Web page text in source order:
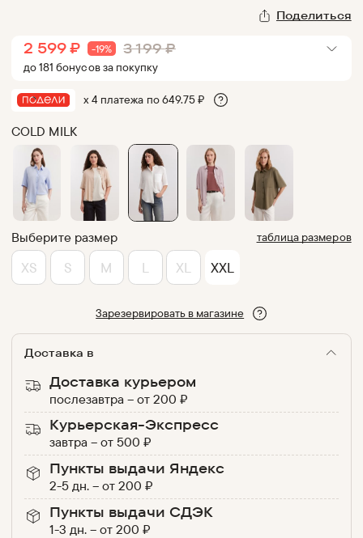
Поделиться
2 599 ₽ -19% 3 199 ₽
до181 бонусовза покупку
х 4 платежа по649.75₽
COLD MILK
Выберите размер таблица размеров
XS S M L XL XXL
Зарезервировать в магазине
Доставка в
Доставка курьером
послезавтра –от200 ₽
Курьерская-Экспресс
завтра –от500 ₽
Пункты выдачи Яндекс
2-5 дн. –от200 ₽
Пункты выдачи СДЭК
1-3 дн. –от200 ₽